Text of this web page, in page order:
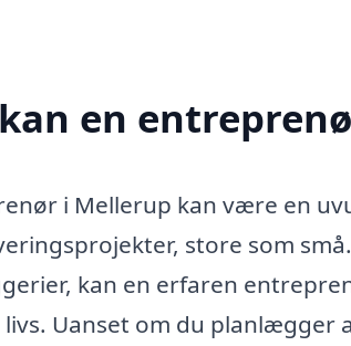
en
i Mellerup kan være en
store som
kan en erfaren
Uanset om du planlægger